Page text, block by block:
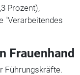
Prozent),
"Verarbeitendes
Frauenhand
Führungskräfte.